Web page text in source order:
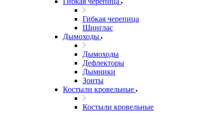
Гибкая черепица
Шинглас
Дымоходы
Дымоходы
Дефлекторы
Дымники
Зонты
Костыли кровельные
Костыли кровельные